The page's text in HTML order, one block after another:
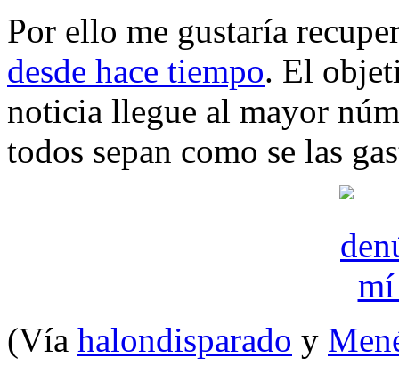
Por ello me gustaría
desde hace tiempo. El
noticia llegue al mayor
todos sepan como se las
(Vía halondisparado y